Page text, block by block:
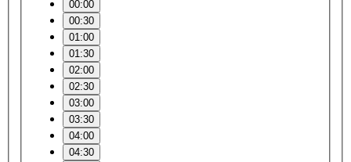
00:00
00:30
01:00
01:30
02:00
02:30
03:00
03:30
04:00
04:30